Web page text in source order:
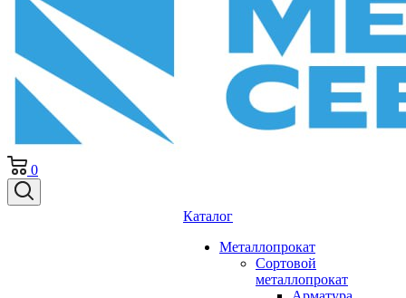
0
Каталог
Металлопрокат
Сортовой
металлопрокат